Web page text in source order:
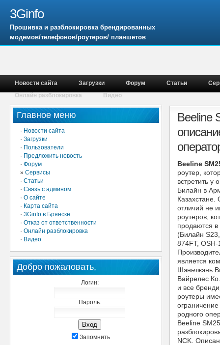
3Ginfo
Прошивка и разблокировка брендированных
модемов/телефонов/роутеров/ планшетов
Новости сайта Загрузки Форум Статьи
Онлайн разблокировка
Видео
Главное меню
· Новости сайта
· Загрузки
· Пользователи
· Предложить новость
· Форум
» Сервисы
· Статьи
· Связь с админом
· О сайте
· Карта сайта
· 3Ginfo в Брянске
· Отказ от ответственности
· Онлайн разблокировка
· Видео
Добро пожаловать,
Логин:
Пароль:
Запомнить
Beeline
Beeline
роутер,
встретить у
Билайн в
Казахстане.
отличий не
роутеров,
продаются
(Билайн
874FT, OSH-
является
Шэньчжэнь
Вайрелес
и все
роутеры
родного
Beeline
NCK.